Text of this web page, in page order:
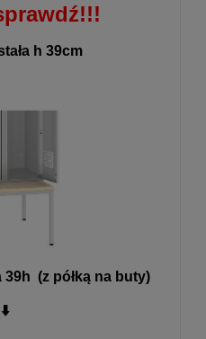
h 39cm
(z półką na buty)
⬇️